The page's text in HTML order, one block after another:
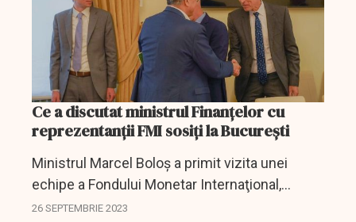
Ce a discutat ministrul Finanţelor cu
reprezentanţii FMI sosiţi la Bucureşti
Ministrul Marcel Boloș a primit vizita unei
echipe a Fondului Monetar Internaţional,
condusă de Jan Kees Martijn.
26 SEPTEMBRIE 2023